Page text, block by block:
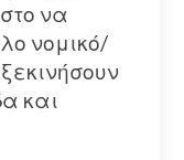
να
νομικό/
και